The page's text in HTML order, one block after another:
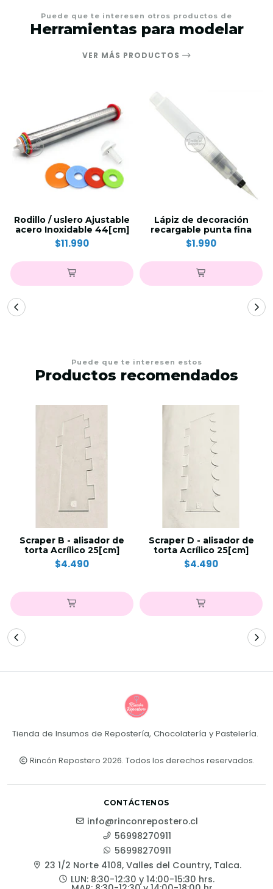
Puede que te interesen otros productos de
Herramientas para modelar
VER MÁS PRODUCTOS
Rodillo / uslero Ajustable
acero Inoxidable 44[cm]
$11.990
Lápiz de decoración
recargable punta fina
$1.990
Puede que te interesen estos
Productos recomendados
Scraper B - alisador de
torta Acrílico 25[cm]
$4.490
Scraper D - alisador de
torta Acrílico 25[cm]
$4.490
Tienda de Insumos de Repostería, Chocolatería y Pastelería.
Rincón Repostero 2026. Todos los derechos reservados.
CONTÁCTENOS
info@rinconrepostero.cl
56998270911
56998270911
23 1/2 Norte 4108, Valles del Country, Talca.
LUN: 8:30-12:30 y 14:00-15:30 hrs.